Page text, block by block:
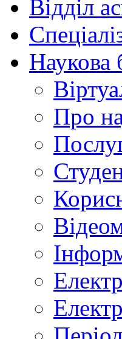
Відділ
Наукова
Про